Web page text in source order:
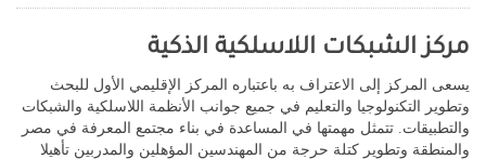
مركز الشبكات اللاسلكية الذكية
يسعى المركز إلى الاعتراف به باعتباره المركز الإقليمي الأول للبحث
وتطوير التكنولوجيا والتعليم في جميع جوانب الأنظمة اللاسلكية والشبكات
والتطبيقات. تتمثل مهمتها في المساعدة في بناء مجتمع المعرفة في مصر
والمنطقة وتطوير كتلة حرجة من المهندسين المؤهلين والمدربين تأهيلا